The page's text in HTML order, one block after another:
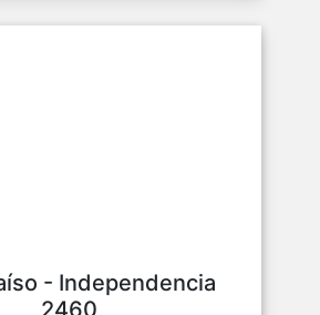
- Independencia
2460